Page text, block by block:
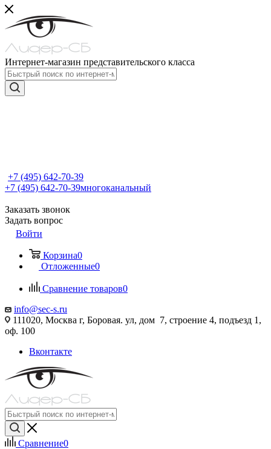
Интернет-магазин представительского класса
+7 (495) 642-70-39
+7 (495) 642-70-39многоканальный
Заказать звонок
Задать вопрос
Войти
Корзина0
Отложенные0
Сравнение товаров0
info@sec-s.ru
111020, Москва г, Боровая. ул, дом 7, строение 4, подъезд 1,
оф. 100
Вконтакте
Сравнение0